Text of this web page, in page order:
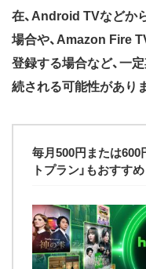
在、Android TVなどか
場合や、Amazon Fire
登録する場合など、一
続される可能性がありま
毎月500円または600
トプラン」もおすすめ